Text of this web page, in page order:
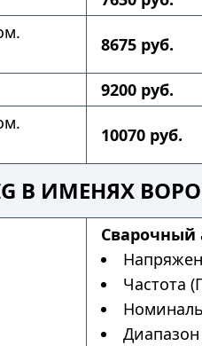
8675 руб.
9200 руб.
10070 руб.
В ИМЕНЯХ
Сварочный
Частота
Диапазон